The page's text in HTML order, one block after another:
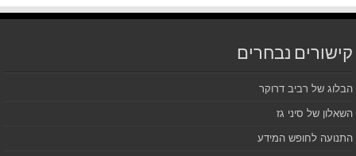
קישורים נבחרים
הבלוג של רביב דרוקר
השאלון של סיני גז
התנועה לחופש המידע